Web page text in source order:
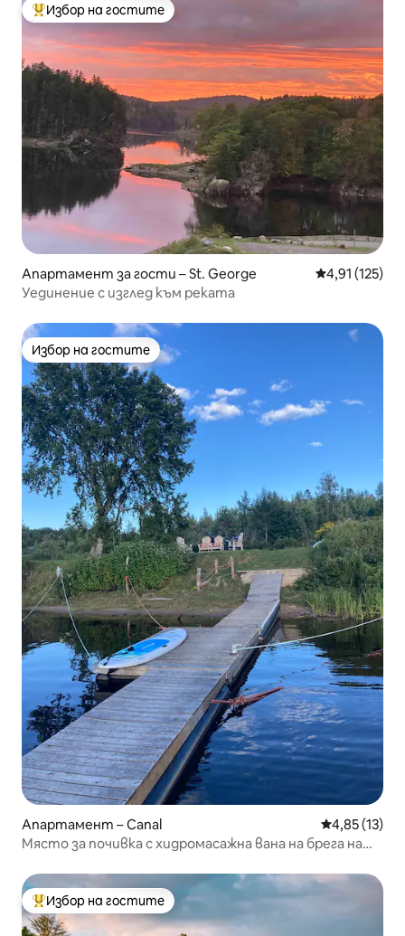
Най-популярен избор на гостите
Избор на гостите
Апартамент за гости – St. George Средна
4,91 (125)
Уединение с изглед към реката
Избор на гостите
Избор на гостите
Апартамент – Canal Средна
4,85 (13)
Място за почивка с хидромасажна вана на брега на
Най-популярен избор на гостите
Избор на гостите